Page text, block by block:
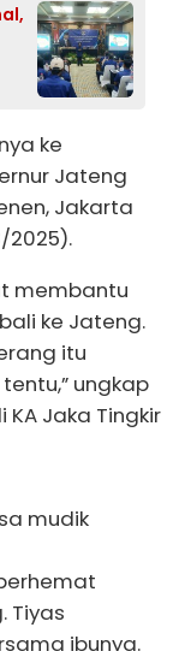
ke
Jateng
Jakarta
2025).
membantu
ke Jateng.
itu
ungkap
Jaka Tingkir
mudik
Tiyas
ibunya.